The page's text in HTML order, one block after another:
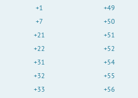
+1
+7
+21
+22
+31
+32
+33
+49
+50
+51
+52
+54
+55
+56